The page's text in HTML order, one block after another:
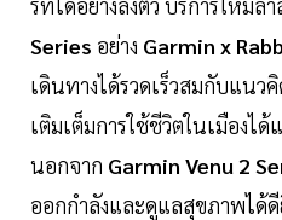
Series อย่าง Garmin x
เดินทางได้รวดเร็วสมกับแนว
เติมเต็มการใช้ชีวิตในเมืองไ
นอกจาก Garmin Venu 2
ออกกำลังและดูแลสุขภาพได้